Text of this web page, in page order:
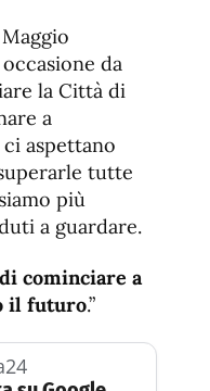
da
la Città di
a
aspettano
tutte
più
a guardare.
cominciare a
il futuro.”